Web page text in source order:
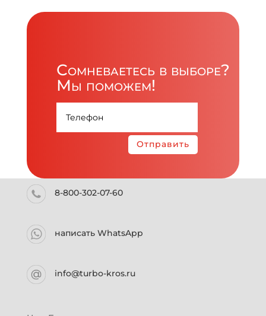
Сомневаетесь в выборе?
Мы поможем!
Отправить
8-800-302-07-60
написать WhatsApp
info@turbo-kros.ru